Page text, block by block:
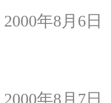
2000年8月6日
2000年8月7日